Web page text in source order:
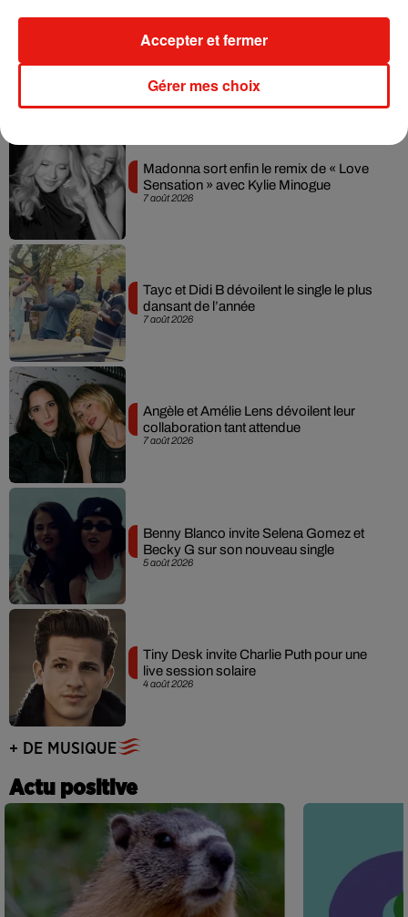
Julien Lieb s’essaye à la vie de chatelain
dans son nouveau clip
7 août 2026
Madonna sort enfin le remix de « Love
Sensation » avec Kylie Minogue
7 août 2026
Tayc et Didi B dévoilent le single le plus
dansant de l’année
7 août 2026
Angèle et Amélie Lens dévoilent leur
collaboration tant attendue
5 août 2026
Benny Blanco invite Selena Gomez et
Becky G sur son nouveau single
4 août 2026
Tiny Desk invite Charlie Puth pour une
live session solaire
+ DE MUSIQUE
Actu positive
Gérer mes choix
Accepter et fermer